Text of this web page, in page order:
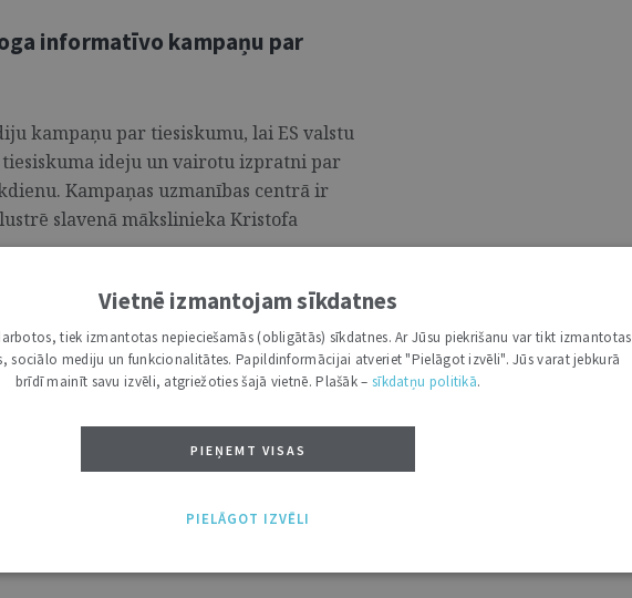
informatīvo kampaņu par
kampaņu par tiesiskumu, lai ES valstu
ideju un vairotu izpratni par
Kampaņas uzmanības centrā ir
slavenā mākslinieka Kristofa
ar jaunu un informatīvu sēriju
kurā prokurori atklās sava darba
Šis cikls piedāvā skatītājiem iespēju
sākot no profesijas izvēles līdz pat
procesiem, kas nodrošina likuma
Vietnē izmantojam sīkdatnes
tiek izmantotas nepieciešamās (obligātās) sīkdatnes. Ar Jūsu piekrišanu var tikt izmantotas
sociālo mediju un funkcionalitātes. Papildinformācijai atveriet "Pielāgot izvēli". Jūs varat jebkurā
brīdī mainīt savu izvēli, atgriežoties šajā vietnē. Plašāk – sīkdatņu politikā.
PIEŅEMT VISAS
PIELĀGOT IZVĒLI